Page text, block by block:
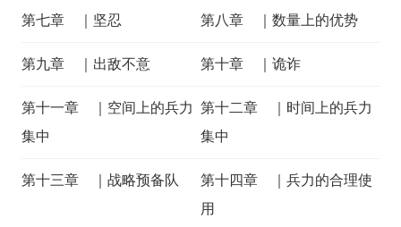
第七章 ｜坚忍 第八章 ｜数量上的优势
第九章 ｜出敌不意 第十章 ｜诡诈
第十一章 ｜空间上的兵力
集中
第十二章 ｜时间上的兵力
集中
第十三章 ｜战略预备队
第十四章 ｜兵力的合理使
用